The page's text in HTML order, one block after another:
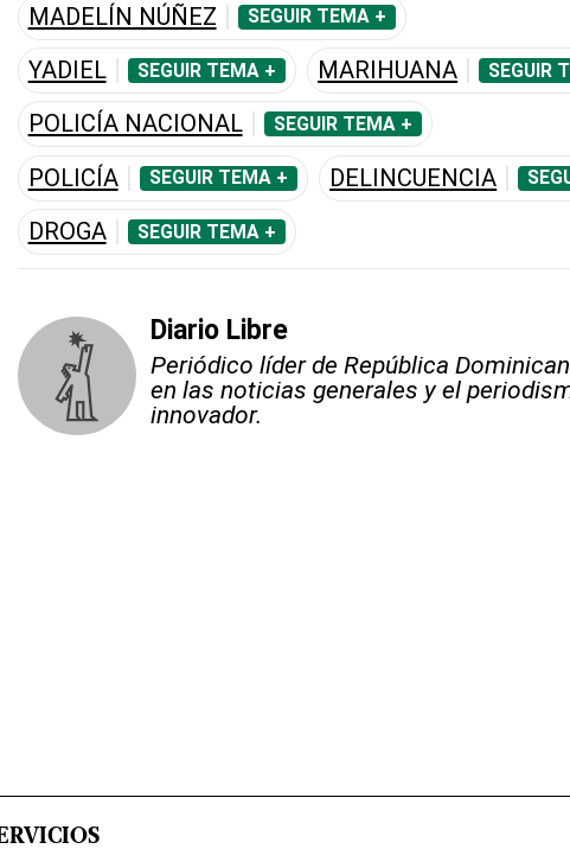
MADELÍN NÚÑEZ SEGUIR TEMA +
YADIEL SEGUIR TEMA + MARIHUANA SEGUIR
POLICÍA NACIONAL SEGUIR TEMA +
POLICÍA SEGUIR TEMA + DELINCUENCIA
DROGA SEGUIR TEMA +
Diario Libre
Periódico líder de República
en las noticias generales y el
innovador.